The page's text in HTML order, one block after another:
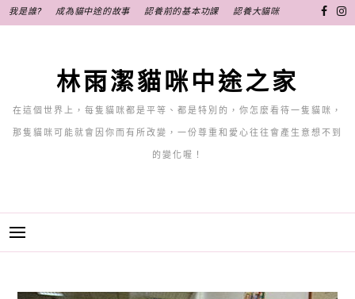
至
我是誰? 成為貓中途的故事 認養前的基本功課 認養大貓咪
林雨潔貓咪中途之家
在這個世界上，每隻貓咪都是平等、都是特別的，你怎麼看待一隻貓咪，
那隻貓咪可能就會因你而有所改變，一份尊重和愛心往往會產生意想不到
的變化喔！